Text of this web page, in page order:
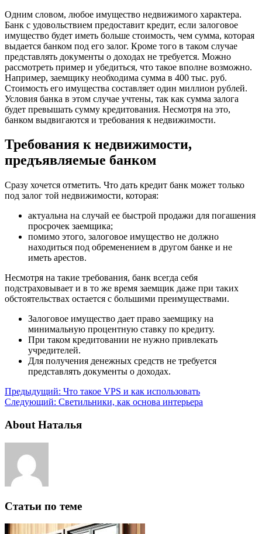
Одним словом, любое имущество недвижимого характера.
Банк с удовольствием предоставит кредит, если залоговое
имущество будет иметь больше стоимость, чем сумма, которая
выдается банком под его залог. Кроме того в таком случае
представлять документы о доходах не требуется. Можно
рассмотреть пример и убедиться, что такое вполне возможно.
Например, заемщику необходима сумма в 400 тыс. руб.
Стоимость его имущества составляет один миллион рублей.
Условия банка в этом случае учтены, так как сумма залога
будет превышать сумму кредитования. Несмотря на это,
банком выдвигаются и требования к недвижимости.
Требования к недвижимости,
предъявляемые банком
Сразу хочется отметить. Что дать кредит банк может только
под залог той недвижимости, которая:
актуальна на случай ее быстрой продажи для погашения
просрочек заемщика;
помимо этого, залоговое имущество не должно
находиться под обременением в другом банке и не
иметь арестов.
Несмотря на такие требования, банк всегда себя
подстраховывает и в то же время заемщик даже при таких
обстоятельствах остается с большими преимуществами.
Залоговое имущество дает право заемщику на
минимальную процентную ставку по кредиту.
При таком кредитовании не нужно привлекать
учредителей.
Для получения денежных средств не требуется
представлять документы о доходах.
Предыдущий: Что такое VPS и как использовать
Следующий: Светильники, как основа интерьера
About Наталья
Статьи по теме